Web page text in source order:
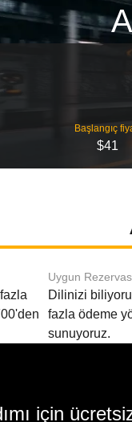
Başlangıç
$41
Uygun
Dilinizi
fazla ödeme
sunuyoruz.
için